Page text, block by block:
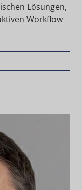
Lösungen,
Workflow